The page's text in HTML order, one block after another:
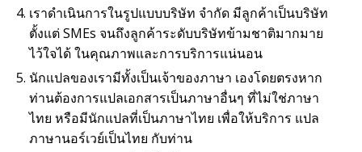
เราดำเนินการในรูปแบบบริษัท จำกัด มีลูกค้าเป็นบริษัท
ตั้งแต่ SMEs จนถึงลูกค้าระดับบริษัทข้ามชาติมากมาย
ไว้ใจได้ ในคุณภาพและการบริการแน่นอน
นักแปลของเรามีทั้งเป็นเจ้าของภาษา เองโดยตรงหาก
ท่านต้องการแปลเอกสารเป็นภาษาอื่นๆ ที่ไม่ใช่ภาษา
ไทย หรือมีนักแปลที่เป็นภาษาไทย เพื่อให้บริการ แปล
ภาษานอร์เวย์เป็นไทย กับท่าน